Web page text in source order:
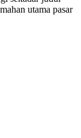
utama pasar